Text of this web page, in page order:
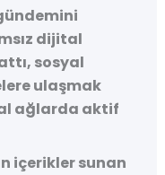
dijital
, sosyal
ulaşmak
ağlarda aktif
içerikler sunan